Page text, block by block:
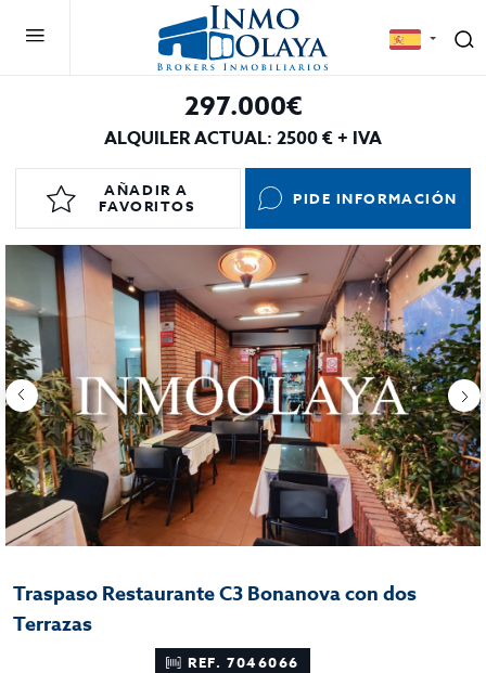
297.000€
ALQUILER ACTUAL: 2500 € + IVA
AÑADIR A
FAVORITOS
PIDE INFORMACIÓN
Traspaso Restaurante C3 Bonanova con dos
Terrazas
REF. 7046066